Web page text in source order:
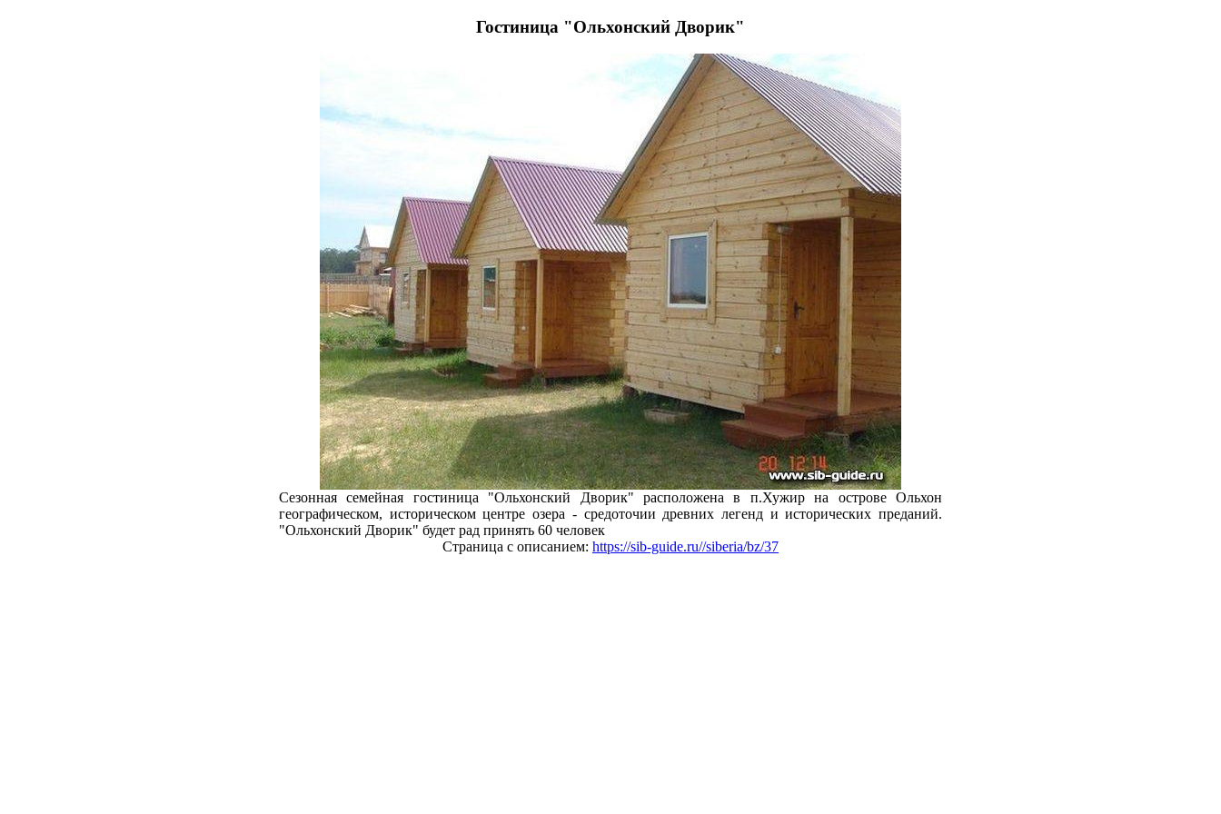
Гостиница "Ольхонский Дворик"
Сезонная семейная гостиница "Ольхонский Дворик" расположена в п.Хужир на острове Ольхон
географическом, историческом центре озера - средоточии древних легенд и исторических преданий.
"Ольхонский Дворик" будет рад принять 60 человек
Страница с описанием: https://sib-guide.ru//siberia/bz/37